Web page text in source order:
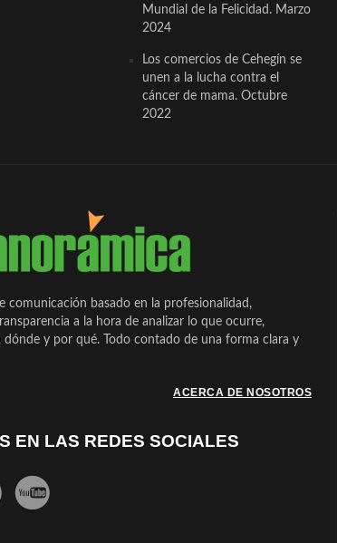
Mundial de la Felicidad. Marzo
2024
Los comercios de Cehegín se
unen a la lucha contra el
cáncer de mama. Octubre
2022
comunicación basado en la profesionalidad,
a la hora de analizar lo que ocurre,
dónde y por qué. Todo contado de una forma clara y
ACERCA DE NOSOTROS
EN LAS REDES SOCIALES